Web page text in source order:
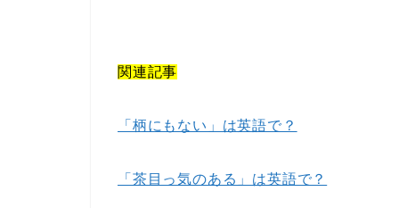
関連記事
「柄にもない」は英語で？
「茶目っ気のある」は英語で？